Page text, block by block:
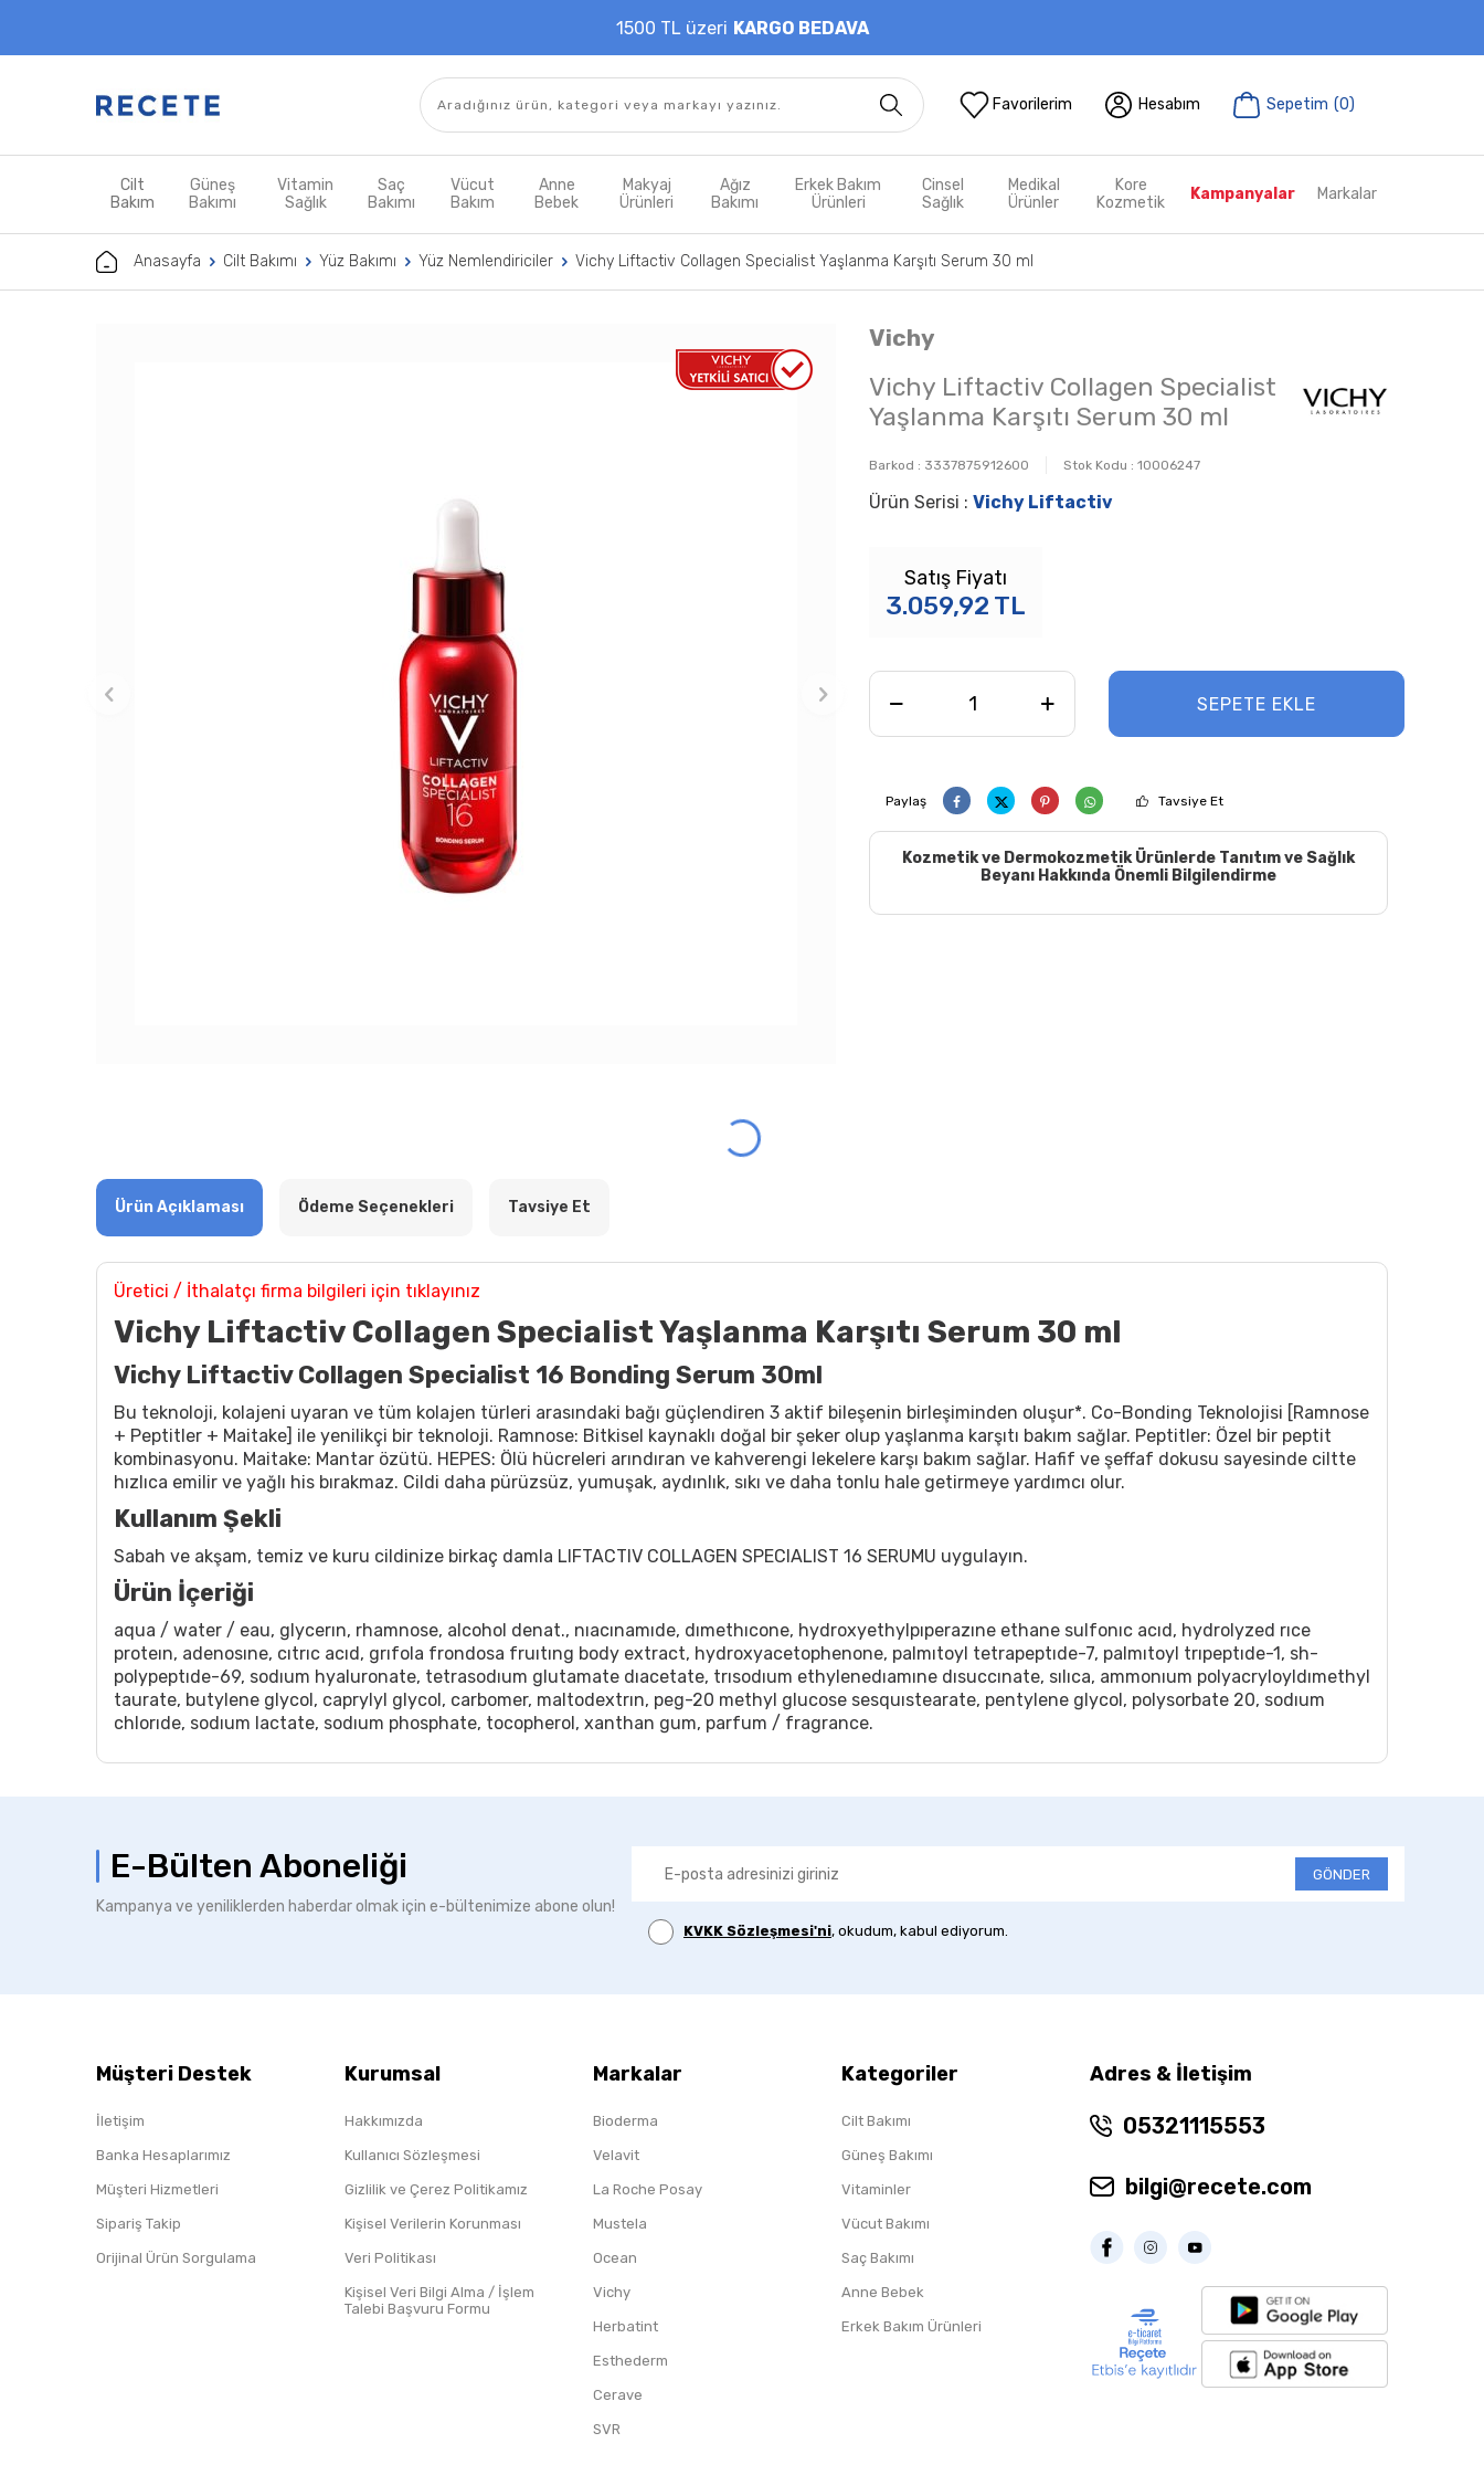
1500 TL üzeri KARGO BEDAVA
Favorilerim Hesabım Sepetim (0)
Cilt
Bakım
Güneş
Bakımı
Vitamin
Sağlık
Saç
Bakımı
Vücut
Bakım
Anne
Bebek
Makyaj
Ürünleri
Ağız
Bakımı
Erkek Bakım
Ürünleri
Cinsel
Sağlık
Medikal
Ürünler
Kore
Kozmetik
Kampanyalar Markalar
Anasayfa Cilt Bakımı Yüz Bakımı Yüz Nemlendiriciler Vichy Liftactiv Collagen Specialist Yaşlanma Karşıtı Serum 30 ml
Vichy
Vichy Liftactiv Collagen Specialist
Yaşlanma Karşıtı Serum 30 ml
Barkod : 3337875912600 Stok Kodu : 10006247
Ürün Serisi : Vichy Liftactiv
Satış Fiyatı
3.059,92 TL
SEPETE EKLE
Paylaş Tavsiye Et
Kozmetik ve Dermokozmetik Ürünlerde Tanıtım ve Sağlık
Beyanı Hakkında Önemli Bilgilendirme
Ürün Açıklaması Ödeme Seçenekleri Tavsiye Et
Üretici / İthalatçı firma bilgileri için tıklayınız
Vichy Liftactiv Collagen Specialist Yaşlanma Karşıtı Serum 30 ml
Vichy Liftactiv Collagen Specialist 16 Bonding Serum 30ml
Bu teknoloji, kolajeni uyaran ve tüm kolajen türleri arasındaki bağı güçlendiren 3 aktif bileşenin birleşiminden oluşur*. Co-Bonding Teknolojisi [Ramnose
+ Peptitler + Maitake] ile yenilikçi bir teknoloji. Ramnose: Bitkisel kaynaklı doğal bir şeker olup yaşlanma karşıtı bakım sağlar. Peptitler: Özel bir peptit
kombinasyonu. Maitake: Mantar özütü. HEPES: Ölü hücreleri arındıran ve kahverengi lekelere karşı bakım sağlar. Hafif ve şeffaf dokusu sayesinde ciltte
hızlıca emilir ve yağlı his bırakmaz. Cildi daha pürüzsüz, yumuşak, aydınlık, sıkı ve daha tonlu hale getirmeye yardımcı olur.
Kullanım Şekli
Sabah ve akşam, temiz ve kuru cildinize birkaç damla LIFTACTIV COLLAGEN SPECIALIST 16 SERUMU uygulayın.
Ürün İçeriği
aqua / water / eau, glycerın, rhamnose, alcohol denat., nıacınamıde, dımethıcone, hydroxyethylpıperazıne ethane sulfonıc acıd, hydrolyzed rıce
proteın, adenosıne, cıtrıc acıd, grıfola frondosa fruıtıng body extract, hydroxyacetophenone, palmıtoyl tetrapeptıde-7, palmıtoyl trıpeptıde-1, sh-
polypeptıde-69, sodıum hyaluronate, tetrasodıum glutamate dıacetate, trısodıum ethylenedıamıne dısuccınate, sılıca, ammonıum polyacryloyldımethyl
taurate, butylene glycol, caprylyl glycol, carbomer, maltodextrın, peg-20 methyl glucose sesquıstearate, pentylene glycol, polysorbate 20, sodıum
chlorıde, sodıum lactate, sodıum phosphate, tocopherol, xanthan gum, parfum / fragrance.
E-Bülten Aboneliği
Kampanya ve yeniliklerden haberdar olmak için e-bültenimize abone olun!
GÖNDER
KVKK Sözleşmesi'ni, okudum, kabul ediyorum.
Müşteri Destek
İletişim
Banka Hesaplarımız
Müşteri Hizmetleri
Sipariş Takip
Orijinal Ürün Sorgulama
Kurumsal
Hakkımızda
Kullanıcı Sözleşmesi
Gizlilik ve Çerez Politikamız
Kişisel Verilerin Korunması
Veri Politikası
Kişisel Veri Bilgi Alma / İşlem
Talebi Başvuru Formu
Markalar
Bioderma
Velavit
La Roche Posay
Mustela
Ocean
Vichy
Herbatint
Esthederm
Cerave
SVR
Kategoriler
Cilt Bakımı
Güneş Bakımı
Vitaminler
Vücut Bakımı
Saç Bakımı
Anne Bebek
Erkek Bakım Ürünleri
Adres & İletişim
05321115553
bilgi@recete.com